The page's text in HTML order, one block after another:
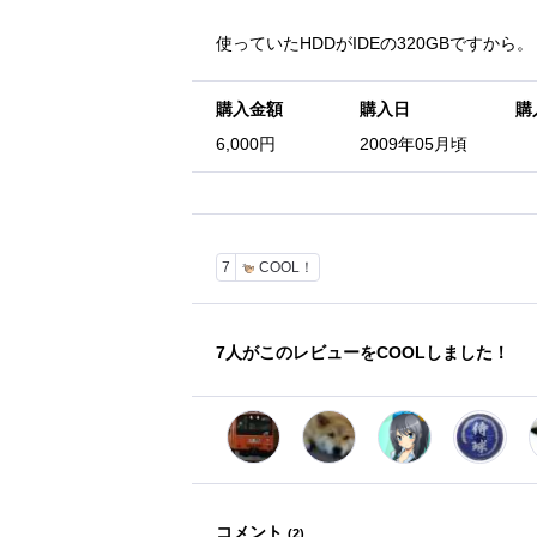
使っていたHDDがIDEの320GBですから。
購入金額
6,000円
購入日
2009年05月頃
7 COOL！
7人がこのレビューをCOOLしました！
コメント (2)